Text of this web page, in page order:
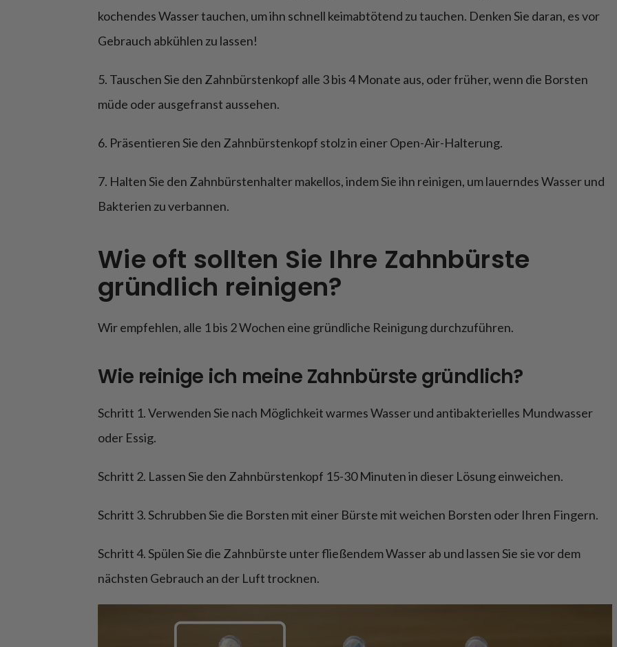
kochendes Wasser tauchen, um ihn schnell keimabtötend zu tauchen. Denken Sie daran, es vor
Gebrauch abkühlen zu lassen!
5. Tauschen Sie den Zahnbürstenkopf alle 3 bis 4 Monate aus, oder früher, wenn die Borsten
müde oder ausgefranst aussehen.
6. Präsentieren Sie den Zahnbürstenkopf stolz in einer Open-Air-Halterung.
7. Halten Sie den Zahnbürstenhalter makellos, indem Sie ihn reinigen, um lauerndes Wasser und
Bakterien zu verbannen.
Wie oft sollten Sie Ihre Zahnbürste
gründlich reinigen?
Wir empfehlen, alle 1 bis 2 Wochen eine gründliche Reinigung durchzuführen.
Wie reinige ich meine Zahnbürste gründlich?
Schritt 1. Verwenden Sie nach Möglichkeit warmes Wasser und antibakterielles Mundwasser
oder Essig.
Schritt 2. Lassen Sie den Zahnbürstenkopf 15-30 Minuten in dieser Lösung einweichen.
Schritt 3. Schrubben Sie die Borsten mit einer Bürste mit weichen Borsten oder Ihren Fingern.
Schritt 4. Spülen Sie die Zahnbürste unter fließendem Wasser ab und lassen Sie sie vor dem
nächsten Gebrauch an der Luft trocknen.